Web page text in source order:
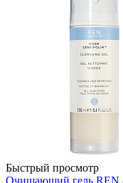
Быстрый просмотр